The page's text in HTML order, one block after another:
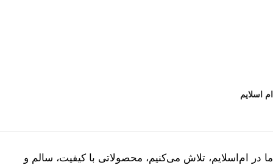
ام اسلایم
ما در ام‌اسلایم، تلاش می‌کنیم، محصولاتی با کیفیت، سالم و